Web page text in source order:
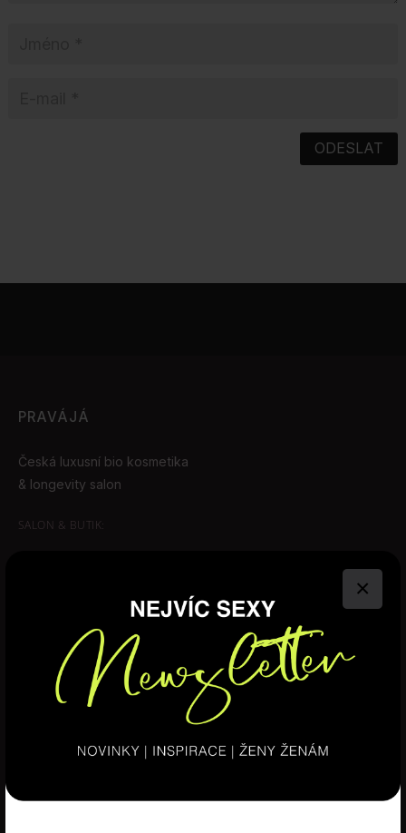
×
ODESLAT
PRAVÁJÁ
Česká luxusní bio kosmetika
& longevity salon
SALON & BUTIK:
KONTAKTY
SALON:
PÉČE O VÁS
Poradna se Zdenkou
Doprava a platba